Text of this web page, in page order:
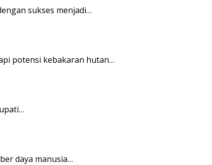
sukses menjadi…
potensi kebakaran hutan…
daya manusia…